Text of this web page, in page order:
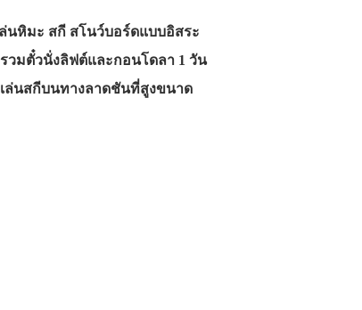
นหิมะ สกี สโนว์บอร์ดแบบอิสระ
วมตั๋วนั่งลิฟต์และกอนโดลา 1 วัน
ล่นสกีบนทางลาดชันที่สูงขนาด